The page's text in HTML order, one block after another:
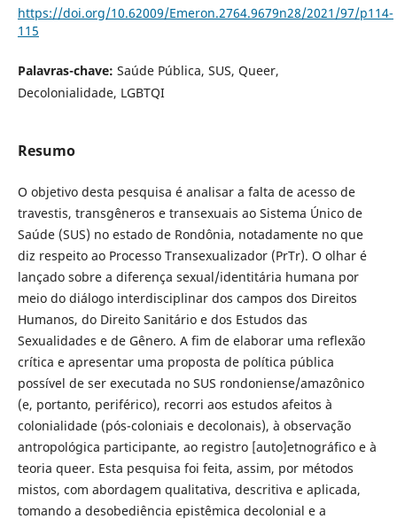
https://doi.org/10.62009/Emeron.2764.9679n28/2021/97/p114-
115
Palavras-chave: Saúde Pública, SUS, Queer,
Decolonialidade, LGBTQI
Resumo
O objetivo desta pesquisa é analisar a falta de acesso de
travestis, transgêneros e transexuais ao Sistema Único de
Saúde (SUS) no estado de Rondônia, notadamente no que
diz respeito ao Processo Transexualizador (PrTr). O olhar é
lançado sobre a diferença sexual/identitária humana por
meio do diálogo interdisciplinar dos campos dos Direitos
Humanos, do Direito Sanitário e dos Estudos das
Sexualidades e de Gênero. A fim de elaborar uma reflexão
crítica e apresentar uma proposta de política pública
possível de ser executada no SUS rondoniense/amazônico
(e, portanto, periférico), recorri aos estudos afeitos à
colonialidade (pós-coloniais e decolonais), à observação
antropológica participante, ao registro [auto]etnográfico e à
teoria queer. Esta pesquisa foi feita, assim, por métodos
mistos, com abordagem qualitativa, descritiva e aplicada,
tomando a desobediência epistêmica decolonial e a